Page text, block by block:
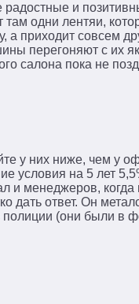
и
одни лентяи,
приходит совсем
перегоняют с их
салона пока не
у них ниже, чем у
условия на 5 лет
и менеджеров,
дать ответ. Он
полиции (они были в